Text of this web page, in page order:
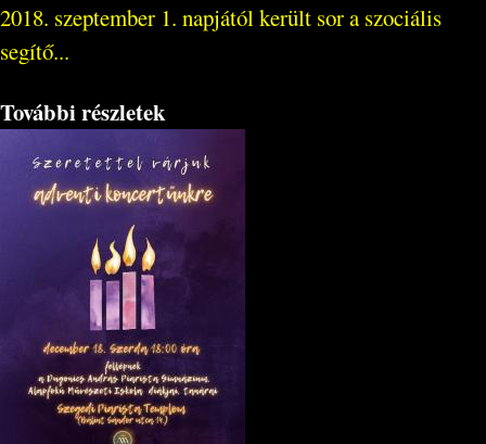
2018. szeptember 1. napjától került sor a szociális
segítő...
További részletek